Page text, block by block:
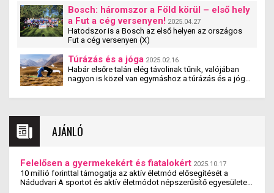
iskolák szakmai tevékenységét támogatja a
Nádudvari hamarosan induló pályázata. A
#mitehetünktöbbet pályzat a cég társadalmi
felelősségvállalási programjának új eleme. A
pályázaton olyan magyarországi szervezetek
vehetnek részt, amelyek 5 és 25 év közötti fiatalok
számára biztosítják a rendszeres mozgás,
sportolás lehetőségét – jelentette be Nagy Ádám, a
Nádudvari Élelmiszer Kft. ügyvezető igazgatója.
Bosch: háromszor a Föld körül – első hely
a Fut a cég versenyen! 2025.04.27
Hatodszor is a Bosch az első helyen az országos
Fut a cég versenyen (X)
Túrázás és a jóga 2025.02.16
Habár elsőre talán elég távolinak tűnik, valójában
nagyon is közel van egymáshoz a túrázás és a jóga.
túrázás együtt nemcsak fizikai, hanem mentális
AJÁNLÓ
Felelősen a gyermekekért és fiatalokért 2025.10.17
10 millió forinttal támogatja az aktív életmód elősegítését a
Nádudvari A sportot és aktív életmódot népszerűsítő egyesületek,